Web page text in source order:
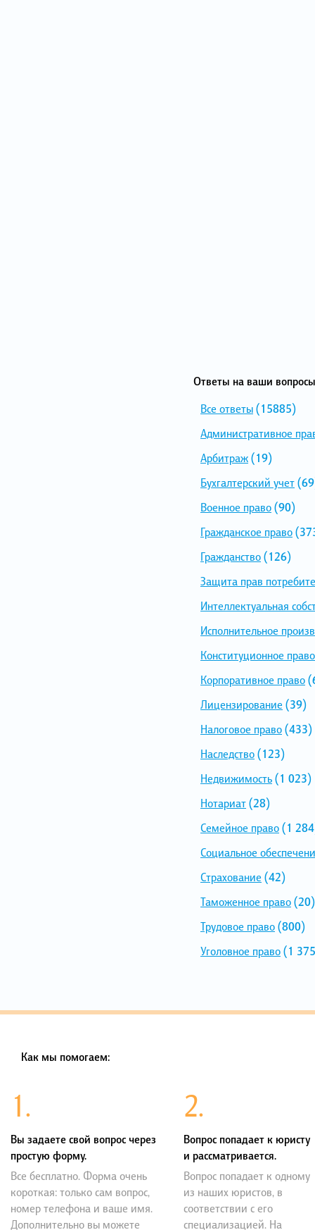
Ответы на ваши
Все ответы(15885)
Административное
Арбитраж(19)
Бухгалтерский учет
Военное право(90)
Гражданское право
Гражданство(126)
Защита прав
Интеллектуальная
Исполнительное
Конституционное право
Корпоративное право
Лицензирование (39)
Налоговое право(433)
Наследство(123)
Недвижимость(1 023)
Нотариат(28)
Семейное право(1
Социальное
Страхование (42)
Таможенное право(20)
Трудовое право(800)
Уголовное право(1
Как мы помогаем:
1.
Вы задаете свой вопрос через
простую форму.
Все бесплатно. Форма очень
короткая: только сам вопрос,
номер телефона и ваше имя.
Дополнительно вы можете
2.
Вопрос попадает к юристу
и рассматривается.
Вопрос попадает к одному
из наших юристов, в
соответствии с его
специализацией. На